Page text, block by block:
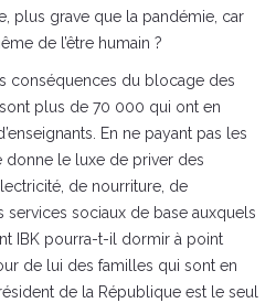
plus grave que la pandémie, car
de l’être humain ?
conséquences du blocage des
plus de 70 000 qui ont en
En ne payant pas les
donne le luxe de priver des
de nourriture, de
services sociaux de base auxquels
IBK pourra-t-il dormir à point
de lui des familles qui sont en
de la République est le seul